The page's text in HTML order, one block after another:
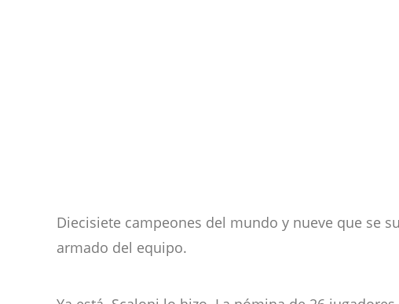
Diecisiete campeones del mundo y nueve que se
armado del equipo.